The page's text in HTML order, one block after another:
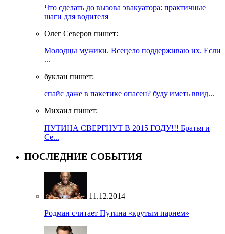
Что сделать до вызова эвакуатора: практичные
шаги для водителя
Олег Северов пишет:
Молодцы мужики. Всецело поддерживаю их. Если
...
буклан пишет:
спайс даже в пакетике опасен? буду иметь ввид...
Михаил пишет:
ПУТИНА СВЕРГНУТ В 2015 ГОДУ!!! Братья и
Се...
ПОСЛЕДНИЕ СОБЫТИЯ
11.12.2014
Родман считает Путина «крутым парнем»